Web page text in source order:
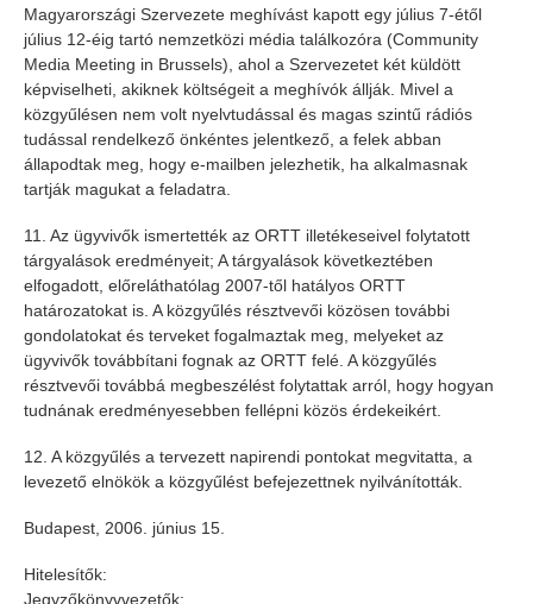
Magyarországi Szervezete meghívást kapott egy július 7-étől
július 12-éig tartó nemzetközi média találkozóra (Community
Media Meeting in Brussels), ahol a Szervezetet két küldött
képviselheti, akiknek költségeit a meghívók állják. Mivel a
közgyűlésen nem volt nyelvtudással és magas szintű rádiós
tudással rendelkező önkéntes jelentkező, a felek abban
állapodtak meg, hogy e-mailben jelezhetik, ha alkalmasnak
tartják magukat a feladatra.
11. Az ügyvivők ismertették az ORTT illetékeseivel folytatott
tárgyalások eredményeit; A tárgyalások következtében
elfogadott, előreláthatólag 2007-től hatályos ORTT
határozatokat is. A közgyűlés résztvevői közösen további
gondolatokat és terveket fogalmaztak meg, melyeket az
ügyvivők továbbítani fognak az ORTT felé. A közgyűlés
résztvevői továbbá megbeszélést folytattak arról, hogy hogyan
tudnának eredményesebben fellépni közös érdekeikért.
12. A közgyűlés a tervezett napirendi pontokat megvitatta, a
levezető elnökök a közgyűlést befejezettnek nyilvánították.
Budapest, 2006. június 15.
Hitelesítők:
Jegyzőkönyvvezetők: